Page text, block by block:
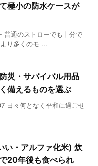
極小の防水ケースが
普通のストローでも十分で
り多くのモ ...
災・サバイバル用品
備えるものを選ぶ
日々何となく平和に過ごせ
い・アルファ化米) 炊
20年後も食べられ